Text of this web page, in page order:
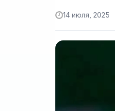
14 июля, 2025